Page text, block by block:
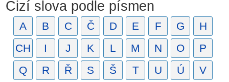
Cizí slova podle písmen
A B C Č D E F G
H
CH
I J K L M N O
P
Q
R Ř S Š T U Ú V